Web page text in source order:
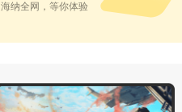
海纳全网，等你体验